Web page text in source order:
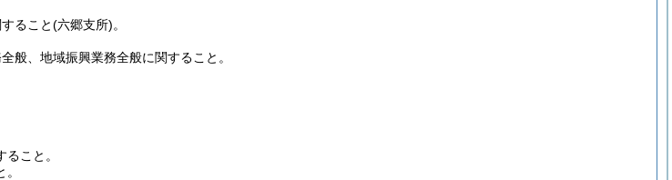
ること(六郷支所)。
般、地域振興業務全般に関すること。
こと。